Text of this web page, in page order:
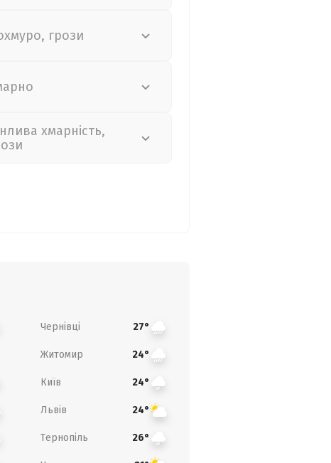
грози
хмарність,
Чернівці 27°
Житомир 24°
Київ 24°
Львів 24°
Тернопіль 26°